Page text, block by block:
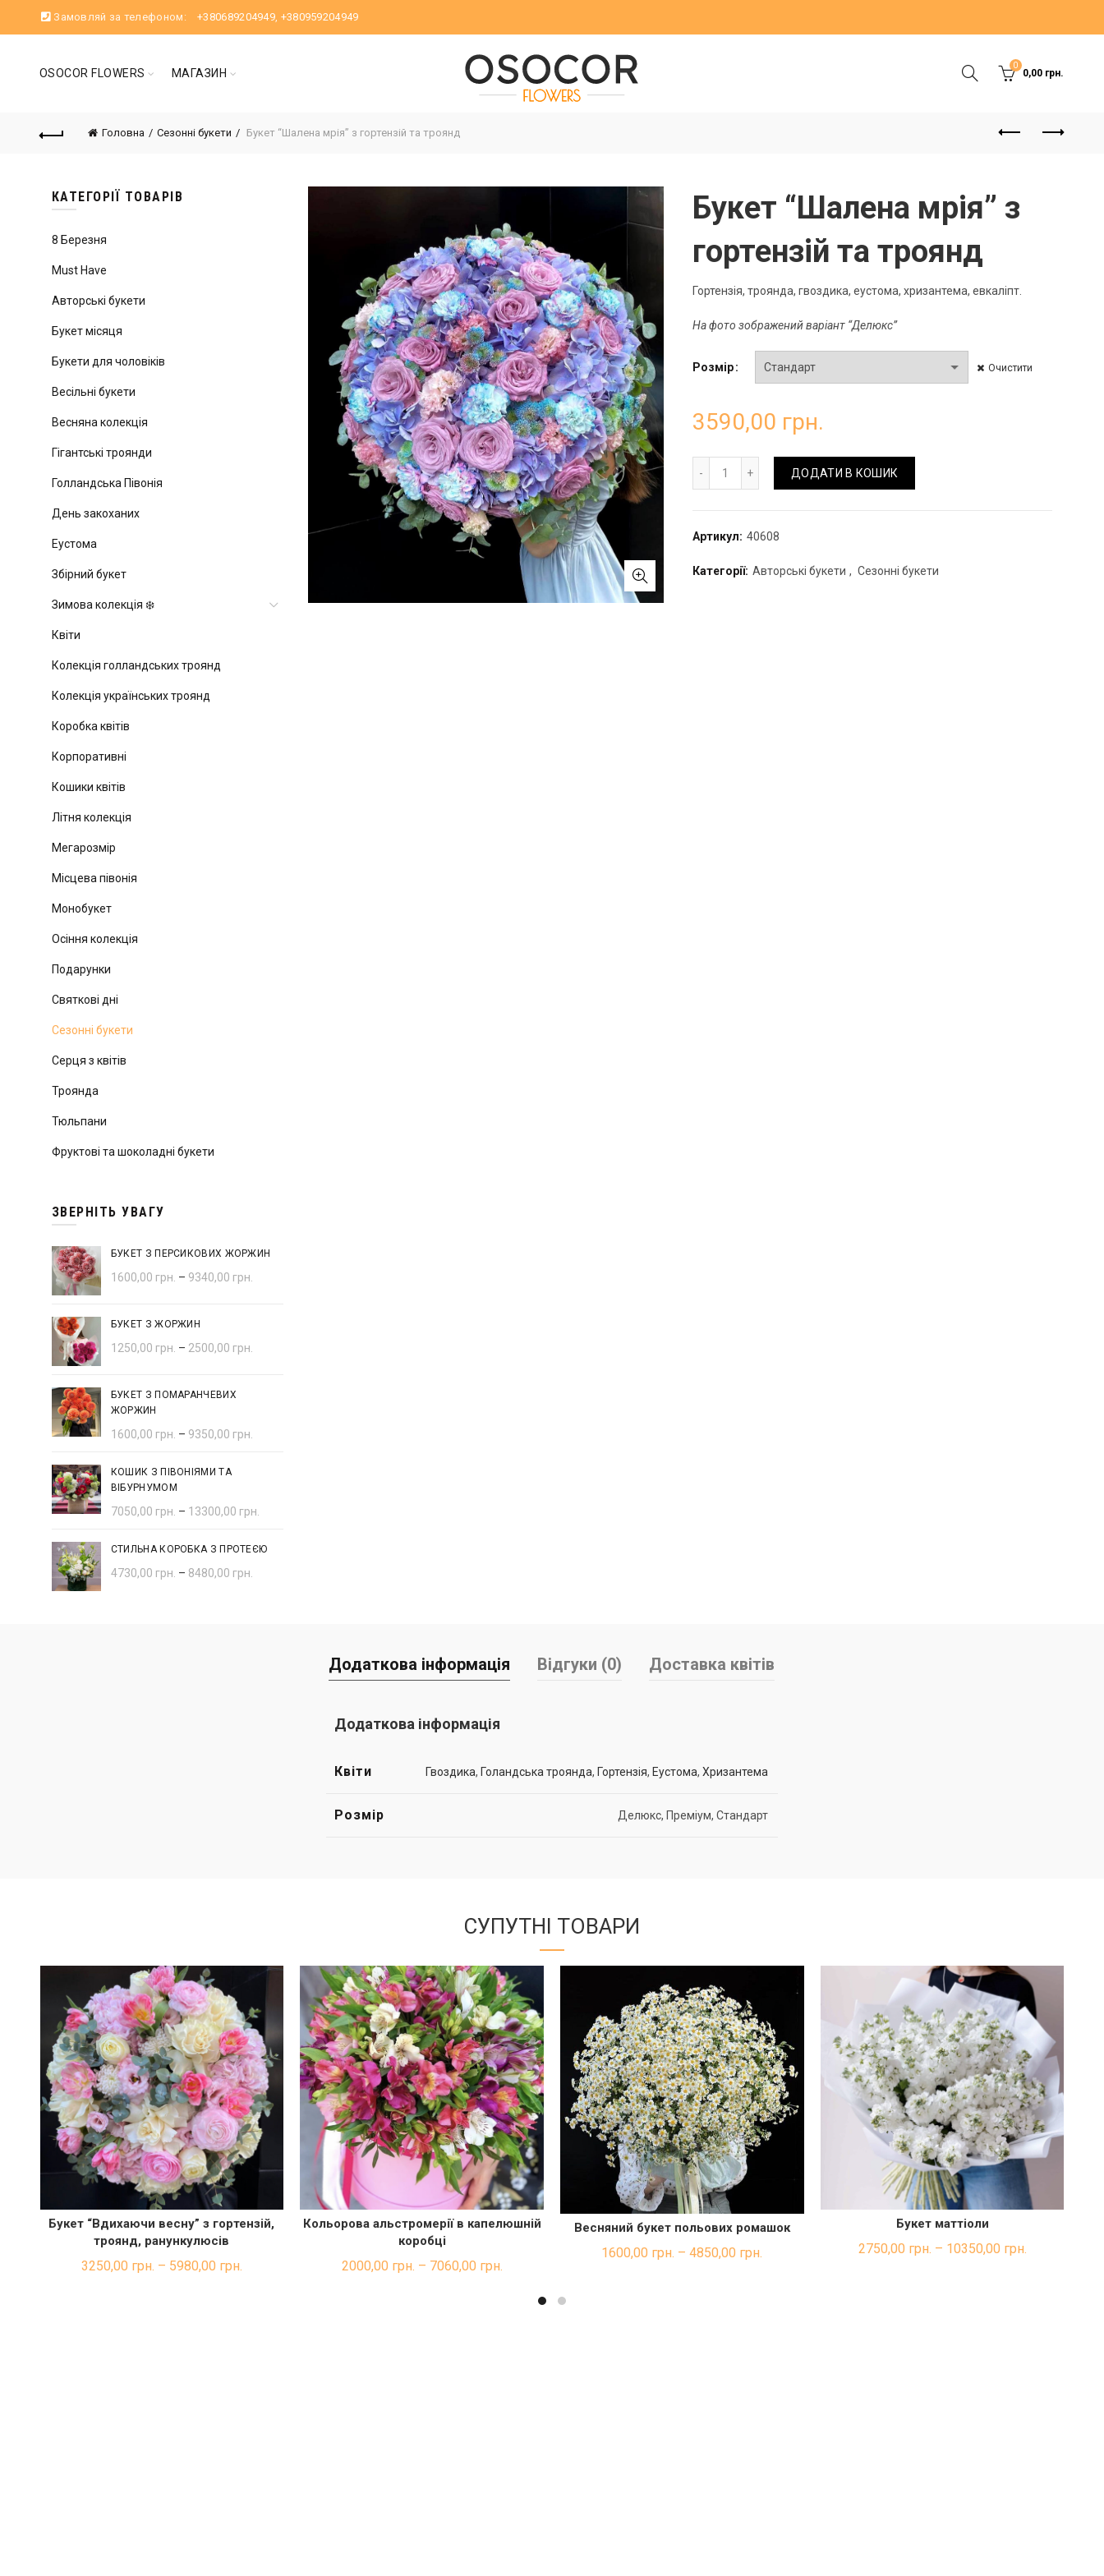
Замовляй за телефоном: +380689204949, +380959204949
OSOCOR FLOWERS МАГАЗИН
0
0,00грн.
Головна Сезонні букети Букет “Шалена мрія” з гортензій та троянд
Букет “Шалена мрія” з
гортензій та троянд
Гортензія, троянда, гвоздика, еустома, хризантема, евкаліпт.
На фото зображений варіант “Делюкс”
Розмір Очистити
3590,00 грн.
ДОДАТИ В КОШИК
Артикул: 40608
Категорії: Авторські букети , Сезонні букети
КАТЕГОРІЇ ТОВАРІВ
8 Березня
Must Have
Авторські букети
Букет місяця
Букети для чоловіків
Весільні букети
Весняна колекція
Гігантські троянди
Голландська Півонія
День закоханих
Еустома
Збірний букет
Зимова колекція ❄️
Квіти
Колекція голландських троянд
Колекція українських троянд
Коробка квітів
Корпоративні
Кошики квітів
Літня колекція
Мегарозмір
Місцева півонія
Монобукет
Осіння колекція
Подарунки
Святкові дні
Сезонні букети
Серця з квітів
Троянда
Тюльпани
Фруктові та шоколадні букети
ЗВЕРНІТЬ УВАГУ
БУКЕТ З ПЕРСИКОВИХ ЖОРЖИН
1600,00 грн. – 9340,00 грн.
БУКЕТ З ЖОРЖИН
1250,00 грн. – 2500,00 грн.
БУКЕТ З ПОМАРАНЧЕВИХ
ЖОРЖИН
1600,00 грн. – 9350,00 грн.
КОШИК З ПІВОНІЯМИ ТА
ВІБУРНУМОМ
7050,00 грн. – 13300,00 грн.
СТИЛЬНА КОРОБКА З ПРОТЕЄЮ
4730,00 грн. – 8480,00 грн.
Додаткова інформація Відгуки (0) Доставка квітів
Додаткова інформація
Квіти Гвоздика, Голандська троянда, Гортензія, Еустома, Хризантема
Розмір Делюкс, Преміум, Стандарт
СУПУТНІ ТОВАРИ
ШВИДКА ПОКУПКА
Букет “Вдихаючи весну” з гортензій,
троянд, ранункулюсів
3250,00 грн. – 5980,00 грн.
ШВИДКА ПОКУПКА
Кольорова альстромерії в капелюшній
коробці
2000,00 грн. – 7060,00 грн.
ШВИДКА ПОКУПКА
Весняний букет польових ромашок
1600,00 грн. –4850,00 грн.
ШВИДКА ПОКУПКА
Букет маттіоли
2750,00 грн. – 10350,00 грн.